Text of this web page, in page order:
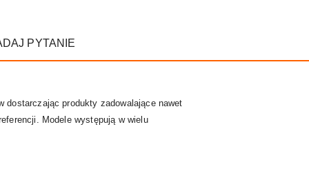
PYTANIE
dostarczając produkty zadowalające nawet
Modele występują w wielu